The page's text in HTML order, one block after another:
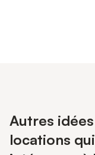
Autres
locations